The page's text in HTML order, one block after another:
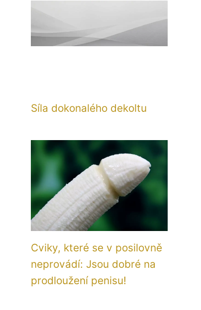
Síla dokonalého dekoltu
Cviky, které se v posilovně
neprovádí: Jsou dobré na
prodloužení penisu!